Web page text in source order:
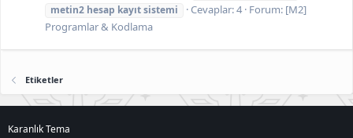
metin2 hesap kayıtsistemi Cevaplar: 4 Forum: [M2]
Programlar & Kodlama
Etiketler
Karanlık Tema